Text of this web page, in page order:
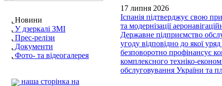
Новини
У дзеркалі ЗМІ
Прес-релізи
Документи
Фото- та відеогалерея
наша сторінка на
17 липня 2026
Іспанія підтверджує свою
та модернізації
Державне підприємство
угоду відповідно до якої
безповоротно профінансує
комплексного техніко-
обслуговування України та